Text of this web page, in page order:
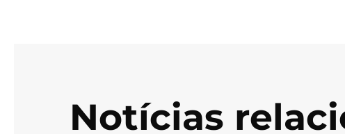
Notícias